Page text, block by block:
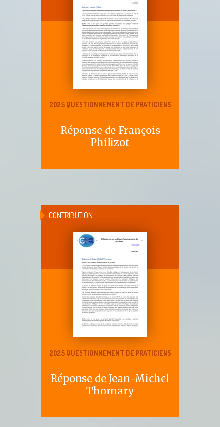
2025 QUESTIONNEMENT DE PRATICIENS
Réponse de François
Philizot
CONTRIBUTION
2025 QUESTIONNEMENT DE PRATICIENS
Réponse de Jean-Michel
Thornary